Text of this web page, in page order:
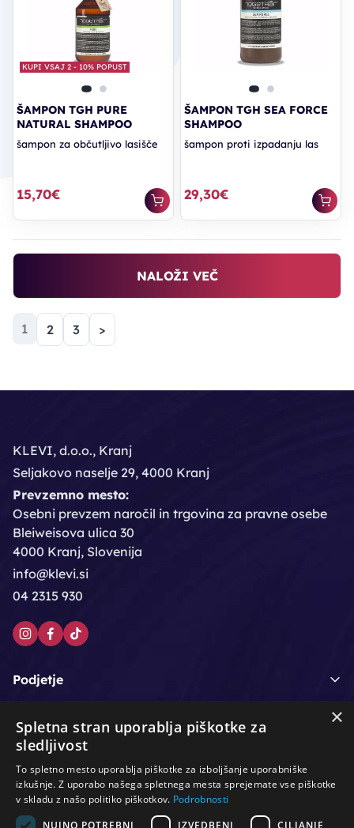
KUPI VSAJ 2 - 10% POPUST
ŠAMPON TGH PURE
NATURAL SHAMPOO
šampon za občutljivo lasišče
15,70€
ŠAMPON TGH SEA FORCE
SHAMPOO
šampon proti izpadanju las
29,30€
NALOŽI VEČ
1 (trenutna)
2 3 >
KLEVI, d.o.o., Kranj
Seljakovo naselje 29, 4000 Kranj
Prevzemno mesto:
Osebni prevzem naročil in trgovina za pravne osebe
Bleiweisova ulica 30
4000 Kranj, Slovenija
info@klevi.si
04 2315 930
Podjetje
Moj račun
Podpora strankam
×
Spletna stran uporablja piškotke za
sledljivost
To spletno mesto uporablja piškotke za izboljšanje uporabniške
izkušnje. Z uporabo našega spletnega mesta sprejemate vse piškotke
v skladu z našo politiko piškotkov. Podrobnosti
NUJNO POTREBNI
IZVEDBENI CILJANJE